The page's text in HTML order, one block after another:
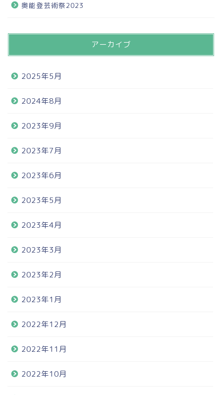
奥能登芸術祭2023
アーカイブ
2025年5月
2024年8月
2023年9月
2023年7月
2023年6月
2023年5月
2023年4月
2023年3月
2023年2月
2023年1月
2022年12月
2022年11月
2022年10月